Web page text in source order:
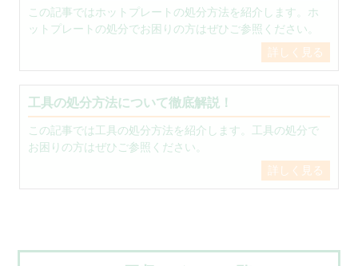
この記事ではホットプレートの処分方法を紹介します。ホ
ットプレートの処分でお困りの方はぜひご参照ください。
詳しく見る
工具の処分方法について徹底解説！
この記事では工具の処分方法を紹介します。工具の処分で
お困りの方はぜひご参照ください。
詳しく見る